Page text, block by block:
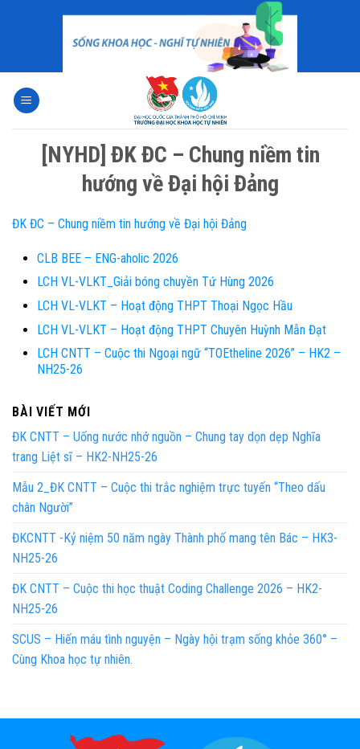
[NYHD] ĐK ĐC – Chung niềm tin
hướng về Đại hội Đảng
ĐK ĐC – Chung niềm tin hướng về Đại hội Đảng
CLB BEE – ENG-aholic 2026
LCH VL-VLKT_Giải bóng chuyền Tứ Hùng 2026
LCH VL-VLKT – Hoạt động THPT Thoại Ngọc Hầu
LCH VL-VLKT – Hoạt động THPT Chuyên Huỳnh Mẫn Đạt
LCH CNTT – Cuộc thi Ngoại ngữ “TOEtheline 2026” – HK2 –
NH25-26
BÀI VIẾT MỚI
ĐK CNTT – Uống nước nhớ nguồn – Chung tay dọn dẹp Nghĩa
trang Liệt sĩ – HK2-NH25-26
Mẫu 2_ĐK CNTT – Cuộc thi trắc nghiệm trực tuyến “Theo dấu
chân Người”
ĐKCNTT -Kỷ niệm 50 năm ngày Thành phố mang tên Bác – HK3-
NH25-26
ĐK CNTT – Cuộc thi học thuật Coding Challenge 2026 – HK2-
NH25-26
SCUS – Hiến máu tình nguyện – Ngày hội trạm sống khỏe 360° –
Cùng Khoa học tự nhiên.